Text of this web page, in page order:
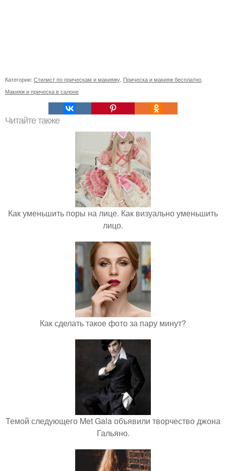
Категории: Стилист по прическам и макияжу Прическа и макияж бесплатно
Макияж и прическа в салоне
Читайте также
Как уменьшить поры на лице. Как визуально уменьшить
лицо.
Как сделать такое фото за пару минут?
Темой следующего Met Gala объявили творчество джона
Гальяно.